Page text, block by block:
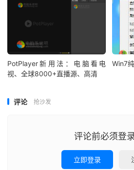
PotPlayer新用法：电脑看电
视、全球8000+直播源、高清
Win7
评论 抢沙发
评论前必须登录
立即登录